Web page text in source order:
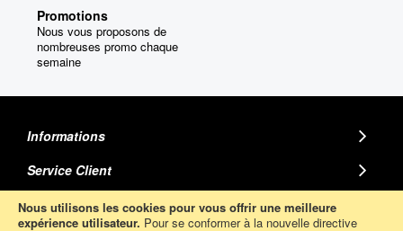
Nous utilisons les cookies pour vous offrir une meilleure
expérience utilisateur. Pour se conformer à la nouvelle directive
Promotions
Nous vous proposons de
nombreuses promo chaque
semaine
Informations
Service Client
MINIATURE AUTO